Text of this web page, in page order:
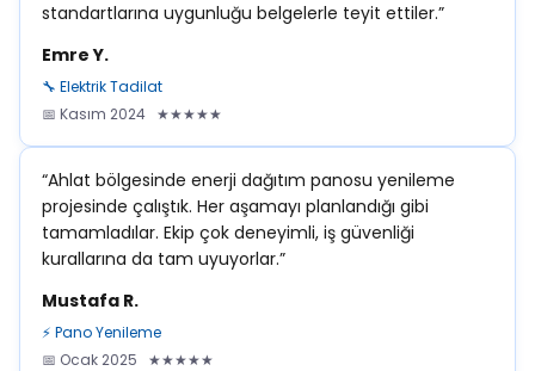
standartlarına uygunluğu belgelerle teyit ettiler.”
Emre Y.
🔧 Elektrik Tadilat
📅 Kasım 2024 ★★★★★
“Ahlat bölgesinde enerji dağıtım panosu yenileme
projesinde çalıştık. Her aşamayı planlandığı gibi
tamamladılar. Ekip çok deneyimli, iş güvenliği
kurallarına da tam uyuyorlar.”
Mustafa R.
⚡ Pano Yenileme
📅 Ocak 2025 ★★★★★